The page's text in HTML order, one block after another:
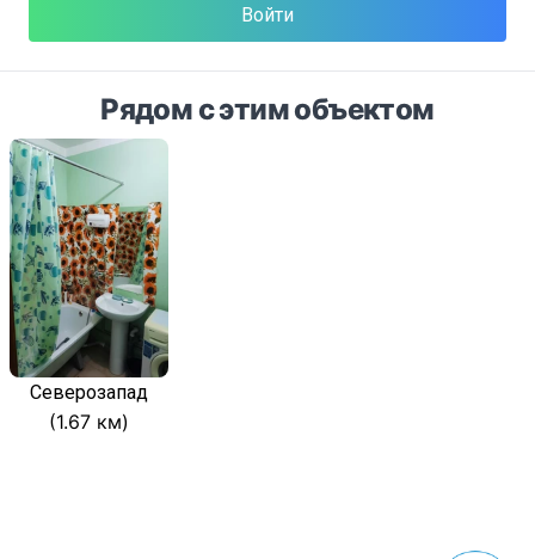
Войти
Рядом с этим объектом
Северозапад
(1.67 км)